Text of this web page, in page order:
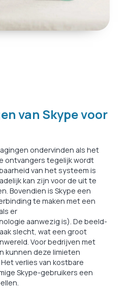
van Skype voor
ondervinden als het
ontvangers tegelijk wordt
van het systeem is
kan zijn voor de uit te
Bovendien is Skype een
te maken met een
er
aanwezig is). De beeld-
slecht, wat een groot
Voor bedrijven met
kunnen deze limieten
verlies van kostbare
Skype-gebruikers een